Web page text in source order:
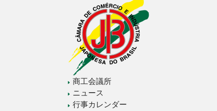
商工会議所
ニュース
行事カレンダー